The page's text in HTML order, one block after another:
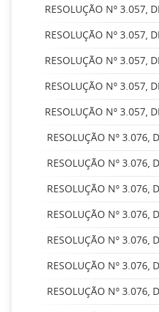
RESOLUÇÃO Nº 3.057,
RESOLUÇÃO Nº 3.057,
RESOLUÇÃO Nº 3.057,
RESOLUÇÃO Nº 3.057,
RESOLUÇÃO Nº 3.057,
RESOLUÇÃO Nº 3.076,
RESOLUÇÃO Nº 3.076,
RESOLUÇÃO Nº 3.076,
RESOLUÇÃO Nº 3.076,
RESOLUÇÃO Nº 3.076,
RESOLUÇÃO Nº 3.076,
RESOLUÇÃO Nº 3.076,